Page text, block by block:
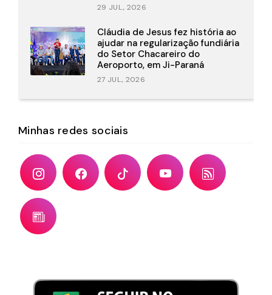
29 JUL., 2026
Cláudia de Jesus fez história ao
ajudar na regularização fundiária
do Setor Chacareiro do
Aeroporto, em Ji-Paraná
27 JUL., 2026
Minhas redes sociais